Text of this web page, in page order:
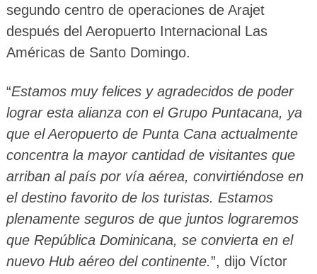
segundo centro de operaciones de Arajet
después del Aeropuerto Internacional Las
Américas de Santo Domingo.
“Estamos muy felices y agradecidos de poder
lograr esta alianza con el Grupo Puntacana, ya
que el Aeropuerto de Punta Cana actualmente
concentra la mayor cantidad de visitantes que
arriban al país por vía aérea, convirtiéndose en
el destino favorito de los turistas. Estamos
plenamente seguros de que juntos lograremos
que República Dominicana, se convierta en el
nuevo Hub aéreo del continente.”, dijo Víctor